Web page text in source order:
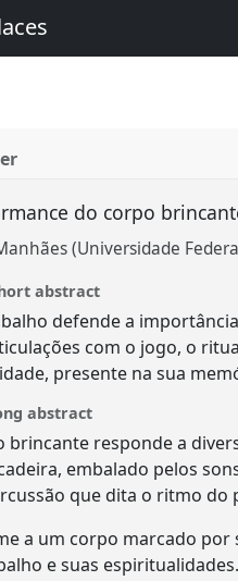
do corpo
(Universidade
abstract
defende a
com o jogo, o
presente na sua
abstract
brincante responde a
embalado pelos
que dita o ritmo do
a um corpo marcado
e suas